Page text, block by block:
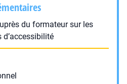
du formateur sur les